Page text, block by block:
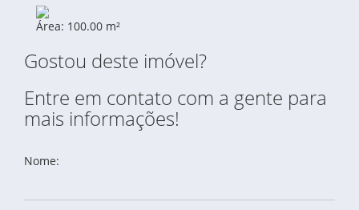
Área: 100.00 m²
Gostou deste imóvel?
Entre em contato com a gente para
mais informações!
Nome: